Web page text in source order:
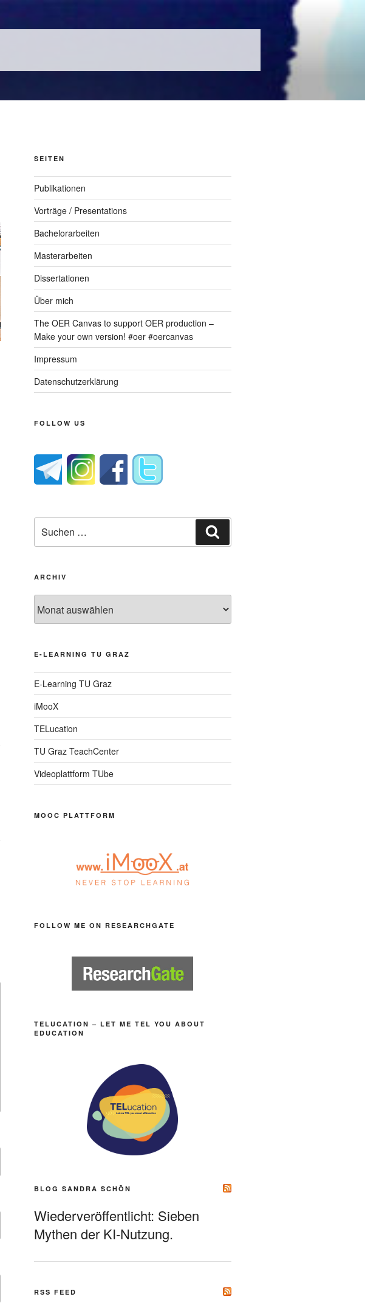
SEITEN
Publikationen
Vorträge / Presentations
Bachelorarbeiten
Masterarbeiten
Dissertationen
Über mich
The OER Canvas to support OER production –
Make your own version! #oer #oercanvas
Impressum
Datenschutzerklärung
FOLLOW US
nach:
ARCHIV
E-LEARNING TU GRAZ
E-Learning TU Graz
iMooX
TELucation
TU Graz TeachCenter
Videoplattform TUbe
MOOC PLATTFORM
FOLLOW ME ON RESEARCHGATE
TELUCATION – LET ME TEL YOU ABOUT
EDUCATION
BLOG SANDRA SCHÖN
Wiederveröffentlicht: Sieben
Mythen der KI-Nutzung.
RSS FEED